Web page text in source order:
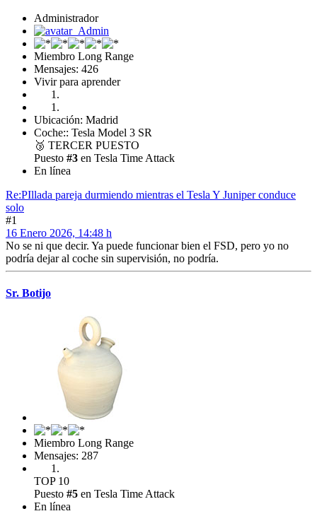
Administrador
Miembro Long Range
Mensajes: 426
Vivir para aprender
Ubicación: Madrid
Coche:: Tesla Model 3 SR
🥉 TERCER PUESTO
Puesto #3 en Tesla Time Attack
En línea
Re:PIllada pareja durmiendo mientras el Tesla Y Juniper conduce
solo
#1
16 Enero 2026, 14:48 h
No se ni que decir. Ya puede funcionar bien el FSD, pero yo no
podría dejar al coche sin supervisión, no podría.
Sr. Botijo
Miembro Long Range
Mensajes: 287
TOP 10
Puesto #5 en Tesla Time Attack
En línea